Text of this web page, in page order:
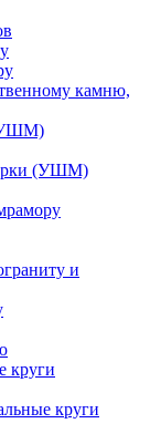
камню,
(УШМ)
(УШМ)
и
круги
круги